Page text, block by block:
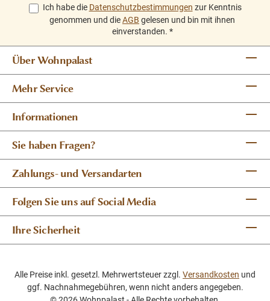
Ich habe die Datenschutzbestimmungen zur Kenntnis
genommen und dieAGB gelesen und bin mit ihnen
einverstanden. *
Über Wohnpalast
Mehr Service
Informationen
Sie haben Fragen?
Zahlungs- und Versandarten
Folgen Sie uns auf Social Media
Ihre Sicherheit
Alle Preise inkl. gesetzl. Mehrwertsteuer zzgl. Versandkosten und
ggf. Nachnahmegebühren, wenn nicht anders angegeben.